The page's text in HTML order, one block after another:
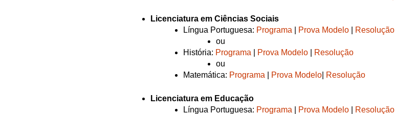
Licenciatura em Ciências Sociais
Língua Portuguesa: Programa Prova Modelo
Resolução
ou
História: Programa Prova Modelo
Resolução
ou
Matemática: Programa Prova Modelo Resolução
Licenciatura em Educação
Língua Portuguesa: Programa Prova Modelo Resolução